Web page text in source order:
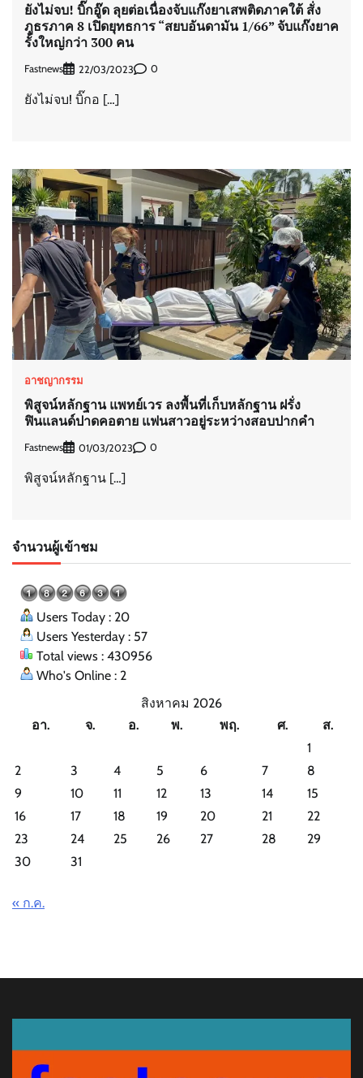
ยังไม่จบ! บิ๊กอู๊ด ลุยต่อเนื่องจับแก๊งยาเสพติดภาคใต้ สั่ง
ภูธรภาค 8 เปิดยุทธการ “สยบอันดามัน 1/66” จับแก๊งยาค
รั้งใหญ่กว่า 300 คน
Fastnews 22/03/2023 0
ยังไม่จบ! บิ๊กอ […]
อาชญากรรม
พิสูจน์หลักฐาน แพทย์เวร ลงพื้นที่เก็บหลักฐาน ฝรั่ง
ฟินแลนด์ปาดคอตาย แฟนสาวอยู่ระหว่างสอบปากคำ
Fastnews 01/03/2023 0
พิสูจน์หลักฐาน […]
จำนวนผู้เข้าชม
Users Today : 20
Users Yesterday : 57
Total views : 430956
Who's Online : 2
สิงหาคม 2026
อา.
จ. อ. พ. พฤ. ศ.
ส.
1
2
3 4 5 6 7
8
9
10 11 12 13 14
15
16
17 18 19 20 21
22
23
24 25 26 27 28
29
30
31
« ก.ค.